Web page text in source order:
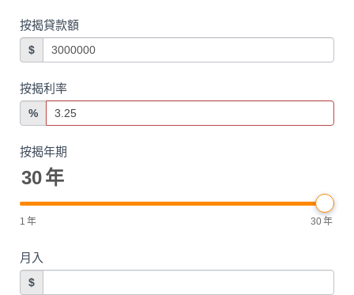
按揭貸款額
$
按揭利率
%
按揭年期
30年
1 年 30年
月入
$